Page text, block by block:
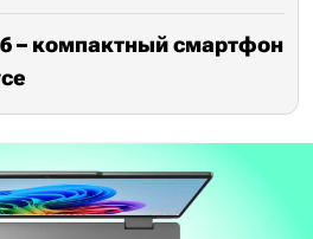
– компактный смартфон